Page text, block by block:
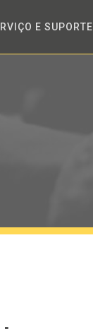
E SUPORTE